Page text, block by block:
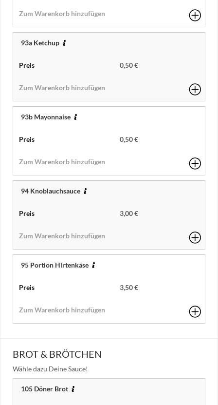
93a Ketchup
0,50 €
93b Mayonnaise
0,50 €
94 Knoblauchsauce
3,00 €
95 Portion Hirtenkäse
3,50 €
BROT & BRÖTCHEN
Wähle dazu Deine Sauce!
105 Döner Brot